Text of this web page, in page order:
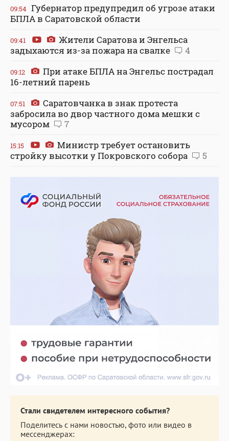
09:54 Губернатор предупредил об угрозе атаки
БПЛА в Саратовской области
09:41
Жители Саратова и Энгельса
задыхаются из-за пожара на свалке
4
09:12
При атаке БПЛА на Энгельс пострадал
16-летний парень
07:51
Саратовчанка в знак протеста
забросила во двор частного дома мешки с
мусором
7
15:15
Министр требует остановить
стройку высотки у Покровского собора
5
Стали свидетелем интересного события?
Поделитесь с нами новостью, фото или видео в
мессенджерах: